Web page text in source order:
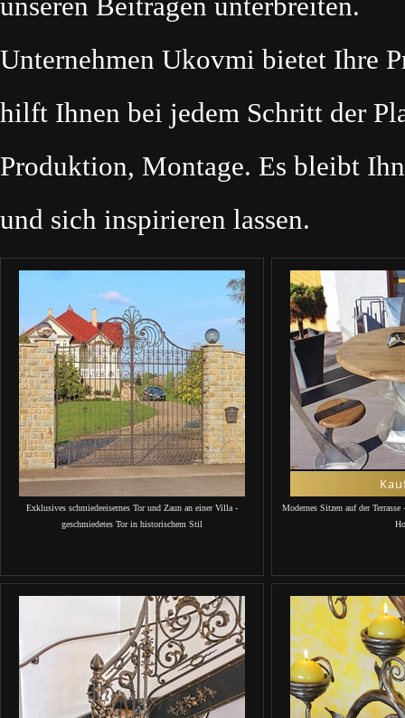
Unternehmen Ukovmi bietet Ihre
hilft Ihnen bei jedem Schritt der
Produktion, Montage. Es bleibt
und sich inspirieren lassen.
Exklusives schmiedeeisernes Tor und Zaun an einer Villa -
geschmiedetes Tor in historischem Stil
Modernes Sitzen auf der